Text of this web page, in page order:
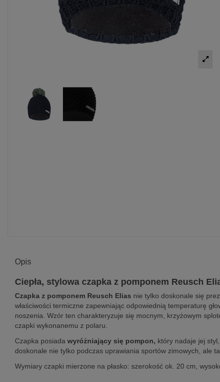
Opis
Ciepła, stylowa czapka z pomponem Reusch
Czapka z pomponem Reusch Elias nie tylko doskonale się
właściwości termiczne zapewniając odpowiednią temperaturę
noszenia. Wzór ten charakteryzuje się mocnym, krzyżowym
czapki wykonanemu z polaru.
Czapka posiada wyróżniający się pompon, który nadaje jej
doskonale nie tylko podczas uprawiania sportów zimowych, ale
Wymiary czapki mierzone na płasko: szerokość ok. 20 cm,